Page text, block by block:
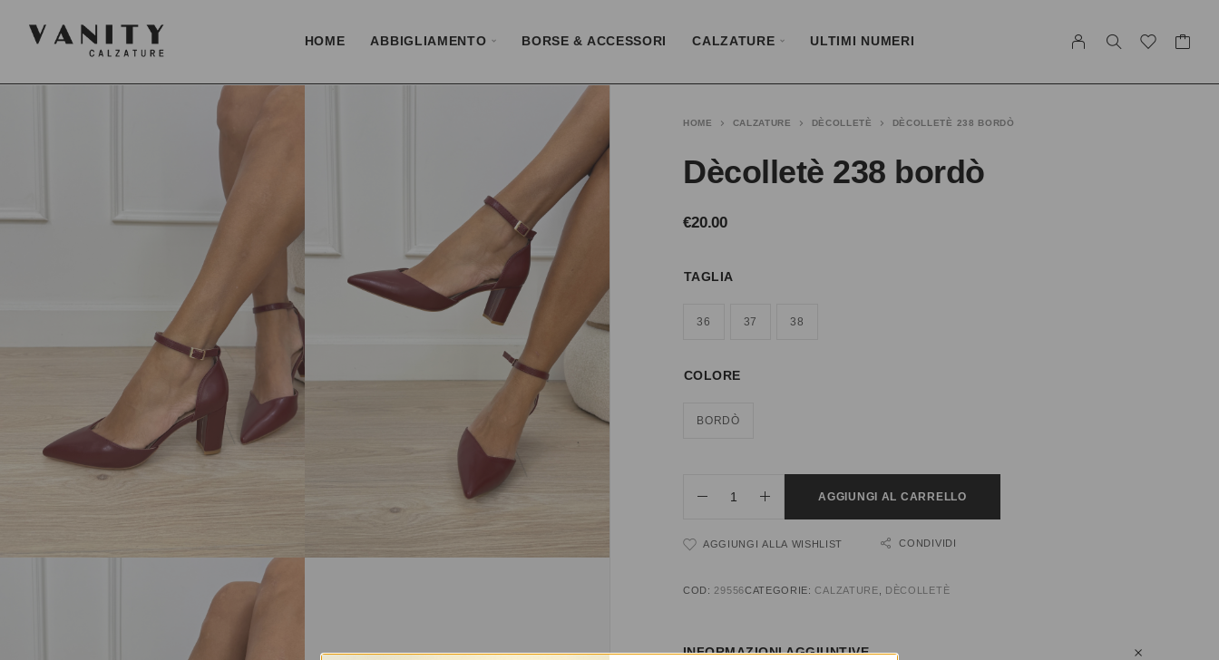
HOME ABBIGLIAMENTO BORSE & ACCESSORI CALZATURE ULTIMI NUMERI
HOME CALZATURE DÈCOLLETÈ DÈCOLLETÈ 238 BORDÒ
Dècolletè 238 bordò
€20.00
TAGLIA
36 37 38
COLORE
BORDÒ
AGGIUNGI AL CARRELLO
AGGIUNGI ALLA WISHLIST CONDIVIDI
COD: 29556CATEGORIE:CALZATURE DÈCOLLETÈ
INFORMAZIONI AGGIUNTIVE